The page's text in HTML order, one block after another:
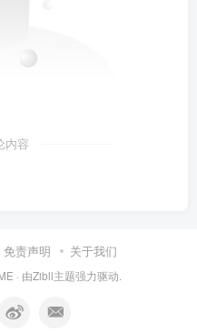
内容
免责声明 关于我们
· 由Zibll主题强力驱动.